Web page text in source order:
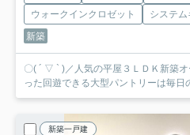
ウォークインクロゼット
システム
新築
〇( ´ ▽ ` )／人気の平屋３ＬＤＫ新築
った回遊できる大型パントリーは毎日
新築一戸建